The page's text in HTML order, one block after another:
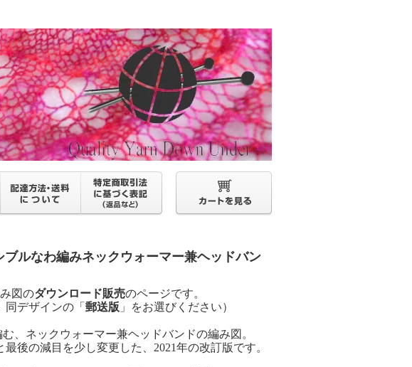
ルなわ編みネックウォーマー兼ヘッドバン
図のダウンロード販売のページです。
同デザインの「 郵送版 」をお選びください）
、ネックウォーマー兼ヘッドバンドの編み図。
後の減目を少し変更した、2021年の改訂版です。